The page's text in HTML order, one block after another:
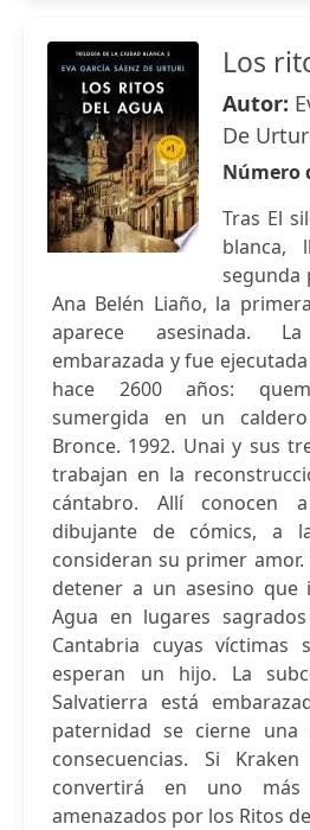
Los
Autor:
De
Número
Tras El
blanca,
segunda
Ana Belén Liaño, la
aparece asesinada.
embarazada y fue
hace 2600 años:
sumergida en un
Bronce. 1992. Unai y sus
trabajan en la
cántabro. Allí conocen
dibujante de cómics, a
consideran su primer amor.
detener a un asesino que
Agua en lugares
Cantabria cuyas víctimas
esperan un hijo. La
Salvatierra está
paternidad se cierne
consecuencias. Si
convertirá en uno
amenazados por los Ritos